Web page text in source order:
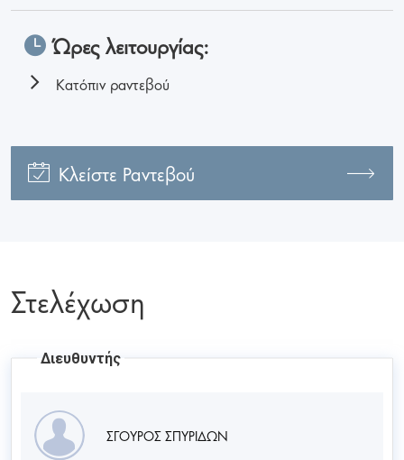
Ώρες λειτουργίας:
Κατόπιν ραντεβού
Κλείστε Ραντεβού
Στελέχωση
Διευθυντής
ΣΓΟΥΡΟΣ ΣΠΥΡΙΔΩΝ